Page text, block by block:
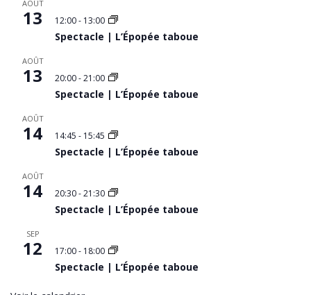
AOÛT
13 12:00- 13:00
Spectacle | L’Épopée taboue
AOÛT
13 20:00-21:00
Spectacle | L’Épopée taboue
AOÛT
14 14:45 - 15:45
Spectacle | L’Épopée taboue
AOÛT
14 20:30-21:30
Spectacle | L’Épopée taboue
SEP
12 17:00- 18:00
Spectacle | L’Épopée taboue